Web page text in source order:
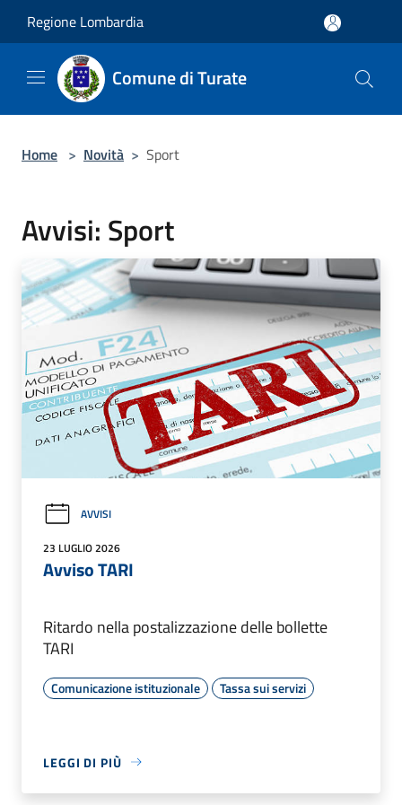
Regione Lombardia
Comune di Turate
Home > Novità > Sport
Avvisi: Sport
AVVISI
23 LUGLIO 2026
Avviso TARI
Ritardo nella postalizzazione delle bollette
TARI
Comunicazione istituzionale Tassa sui servizi
LEGGI DI PIÙ